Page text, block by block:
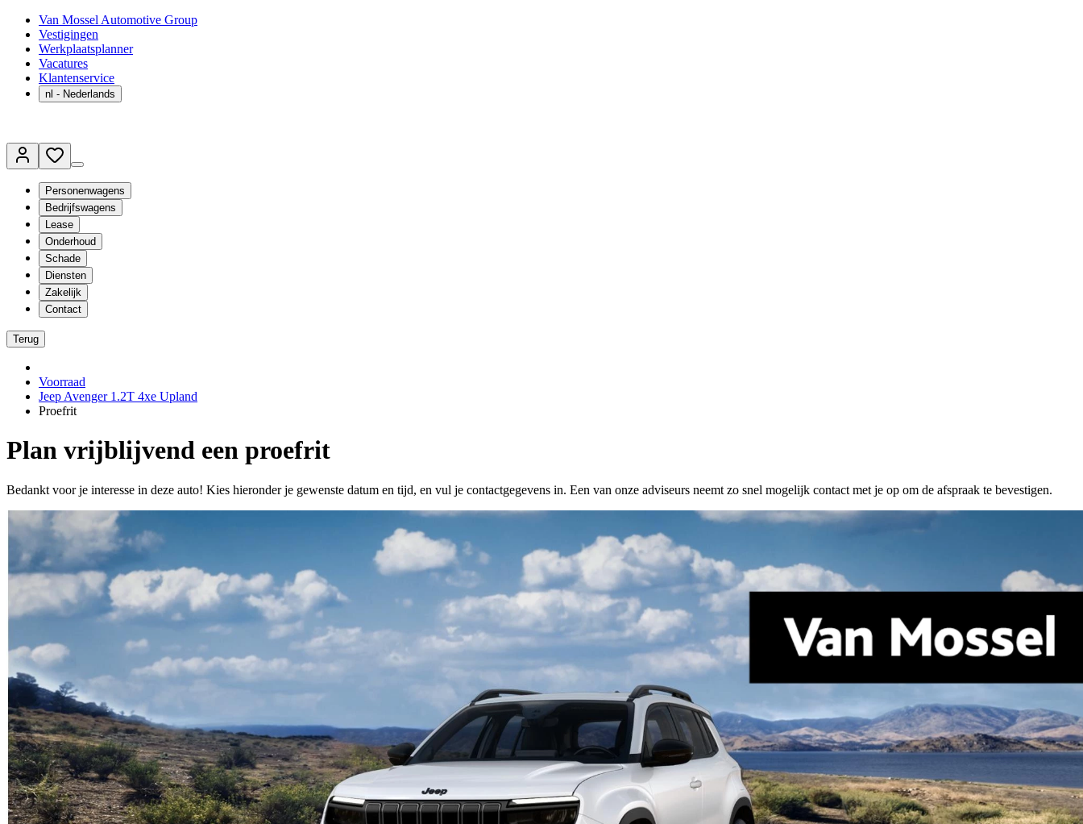
Van Mossel Automotive Group
Vestigingen
Werkplaatsplanner
Vacatures
Klantenservice
nl - Nederlands
Personenwagens
Bedrijfswagens
Lease
Onderhoud
Schade
Diensten
Zakelijk
Contact
Terug
Voorraad
Jeep Avenger 1.2T 4xe Upland
Proefrit
Plan vrijblijvend een proefrit
Bedankt voor je interesse in deze auto! Kies hieronder je gewenste datum en tijd, en vul je contactgegevens in. Een van onze adviseurs neemt zo snel mogelijk contact met je op om de afspraak te bevestigen.